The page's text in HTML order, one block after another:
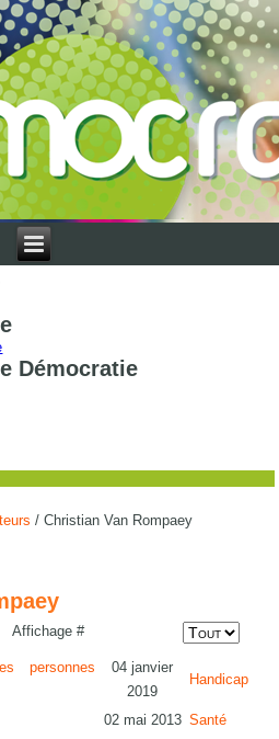
Démocratie
/Christian Van Rompaey
Affichage #
personnes
04 janvier
2019
Handicap
02 mai 2013 Santé